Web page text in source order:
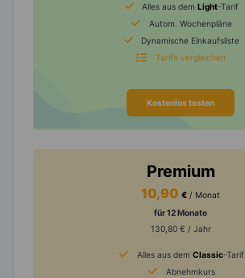
Alles aus dem Light-Tarif
Autom. Wochenpläne
Dynamische Einkaufsliste
Tarife vergleichen
Kostenlos testen
Premium
10,90 € / Monat
für 12 Monate
130,80 € / Jahr
Alles aus dem Classic-Tarif
Abnehmkurs